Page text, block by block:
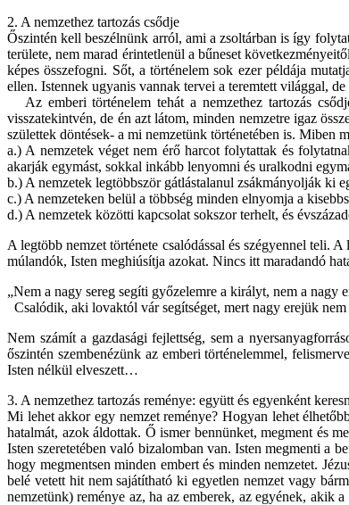
2. A nemzethez tartozás csődje
Őszintén kell beszélnünk arról, ami a zsoltárban is így
területe, nem marad érintetlenül a bűneset
képes összefogni. Sőt, a történelem sok ezer példája
ellen. Istennek ugyanis vannak tervei a teremtett világgal,
Az emberi történelem tehát a nemzethez tartozás
visszatekintvén, de én azt látom, minden nemzetre igaz
születtek döntések- a mi nemzetünk történetében is. Miben
a.) A nemzetek véget nem érő harcot folytattak és
akarják egymást, sokkal inkább lenyomni és uralkodni
b.) A nemzetek legtöbbször gátlástalanul zsákmányolják ki
c.) A nemzeteken belül a többség minden elnyomja a
d.) A nemzetek közötti kapcsolat sokszor terhelt, és
A legtöbb nemzet története csalódással és szégyennel teli.
múlandók, Isten meghiúsítja azokat. Nincs itt maradandó
„Nem a nagy sereg segíti győzelemre a királyt, nem a nagy
Csalódik, aki lovaktól vár segítséget, mert nagy erejük nem
Nem számít a gazdasági fejlettség, sem a
őszintén szembenézünk az emberi történelemmel,
Isten nélkül elveszett…
3. A nemzethez tartozás reménye: együtt és egyenként
Mi lehet akkor egy nemzet reménye? Hogyan lehet
hatalmát, azok áldottak. Ő ismer bennünket, megment és
Isten szeretetében való bizalomban van. Isten megmenti a
hogy megmentsen minden embert és minden nemzetet.
belé vetett hit nem sajátítható ki egyetlen nemzet vagy
nemzetünk) reménye az, ha az emberek, az egyének, akik